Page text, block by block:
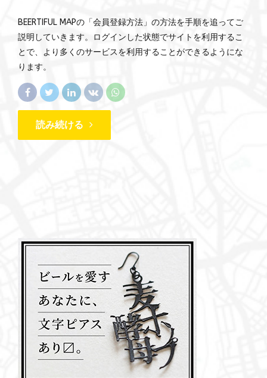
BEERTIFUL MAPの「会員登録方法」の方法を手順を追ってご
説明していきます。ログインした状態でサイトを利用するこ
とで、より多くのサービスを利用することができるようにな
ります。
読み続ける